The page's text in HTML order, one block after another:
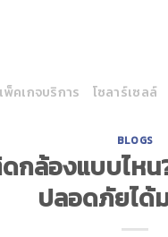
พ็คเกจบริการ โซลาร์เซลล์
BLOGS
ล้องแบบไหน
ปลอดภัยได้